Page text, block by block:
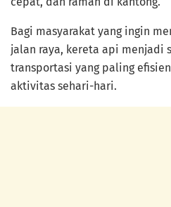
Bagi masyarakat yang ingin
jalan raya, kereta api menjadi
transportasi yang paling
aktivitas sehari-hari.